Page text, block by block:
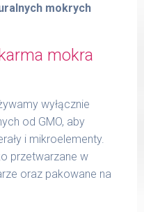
mokrych
mokra
wyłącznie
od GMO, aby
i mikroelementy.
przetwarzane w
oraz pakowane na